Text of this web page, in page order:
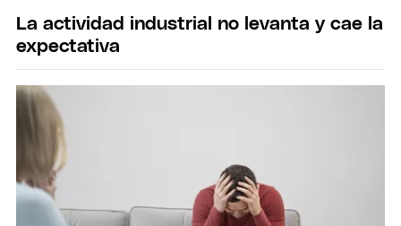
La actividad industrial no levanta y cae la
expectativa